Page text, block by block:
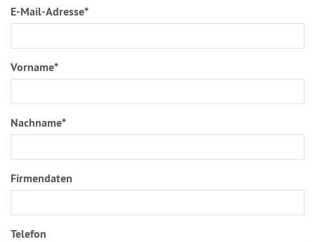
E-Mail-Adresse*
Vorname*
Nachname*
Firmendaten
Telefon